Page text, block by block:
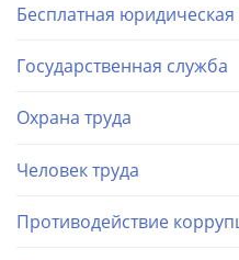
Бесплатная
Государственная служба
Охрана труда
Человек труда
Противодействие